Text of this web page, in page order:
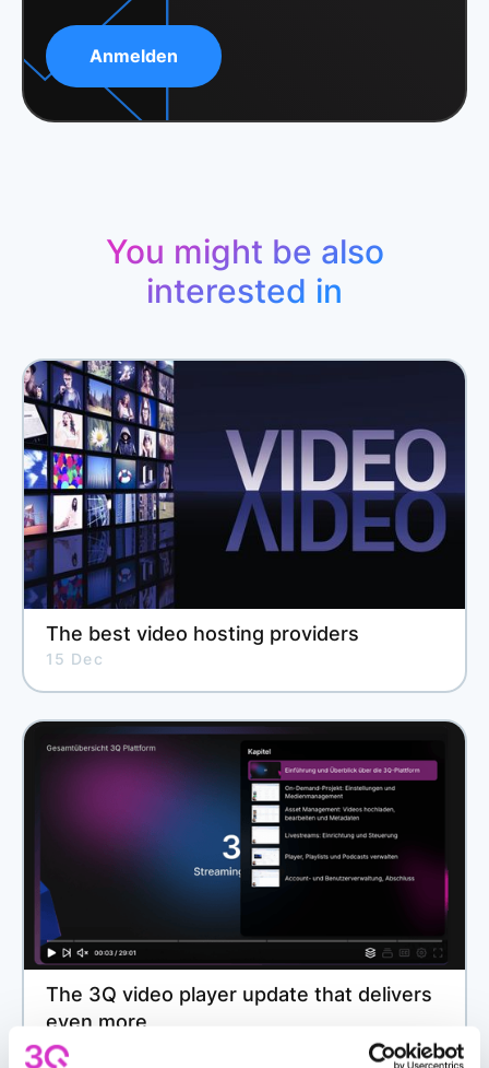
You might be also
interested in
The best video hosting providers
15 Dec
The 3Q video player update that delivers
even more
5 Nov